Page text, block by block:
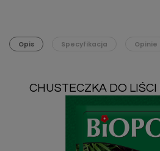
Opis Specyfikacja Opinie
CHUSTECZKA DO